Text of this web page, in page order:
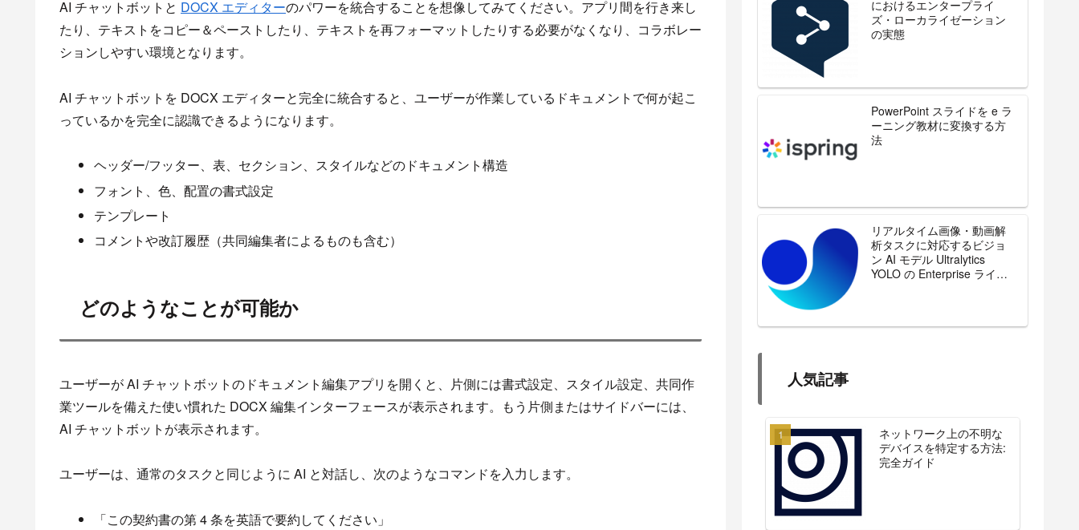
AI チャットボットと DOCX エディターのパワーを統合することを想像してみてください。アプリ間を行き来し
たり、テキストをコピー＆ペーストしたり、テキストを再フォーマットしたりする必要がなくなり、コラボレー
ションしやすい環境となります。
AI チャットボットを DOCX エディターと完全に統合すると、ユーザーが作業しているドキュメントで何が起こ
っているかを完全に認識できるようになります。
ヘッダー/フッター、表、セクション、スタイルなどのドキュメント構造
フォント、色、配置の書式設定
テンプレート
コメントや改訂履歴（共同編集者によるものも含む）
どのようなことが可能か
ユーザーが AI チャットボットのドキュメント編集アプリを開くと、片側には書式設定、スタイル設定、共同作
業ツールを備えた使い慣れた DOCX 編集インターフェースが表示されます。もう片側またはサイドバーには、
AI チャットボットが表示されます。
ユーザーは、通常のタスクと同じように AI と対話し、次のようなコマンドを入力します。
「この契約書の第 4 条を英語で要約してください」
におけるエンタープライ
ズ・ローカライゼーション
の実態
PowerPoint スライドを e ラ
ーニング教材に変換する方
法
リアルタイム画像・動画解
析タスクに対応するビジョ
ン AI モデル Ultralytics
YOLO の Enterprise ライセ
人気記事
ネットワーク上の不明な
デバイスを特定する方法:
完全ガイド